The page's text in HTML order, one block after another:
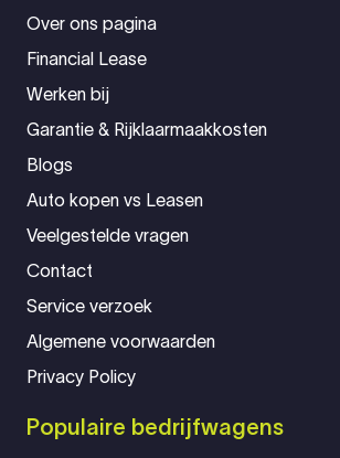
Over ons pagina
Financial Lease
Werken bij
Garantie & Rijklaarmaakkosten
Blogs
Auto kopen vs Leasen
Veelgestelde vragen
Contact
Service verzoek
Algemene voorwaarden
Privacy Policy
Populaire bedrijfwagens